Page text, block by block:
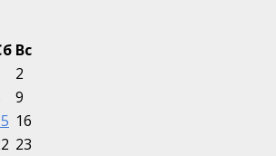
Вс
2
9
16
23